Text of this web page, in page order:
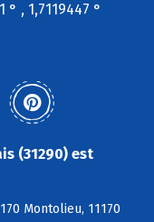
° , 1,7119447 °
(31290) est
Montolieu, 11170